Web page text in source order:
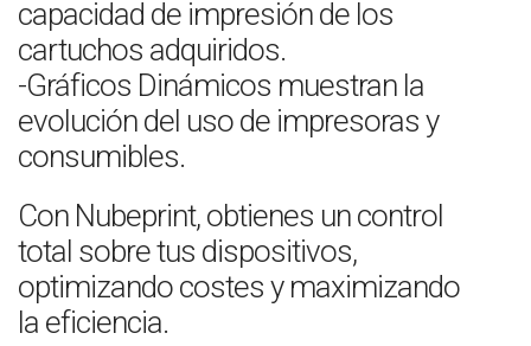
capacidad de impresión de los
cartuchos adquiridos.
-Gráficos Dinámicos muestran la
evolución del uso de impresoras y
consumibles.
Con Nubeprint, obtienes un control
total sobre tus dispositivos,
optimizando costes y maximizando
la eficiencia.